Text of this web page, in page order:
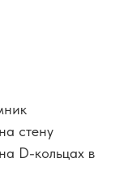
стену
D-кольцах в